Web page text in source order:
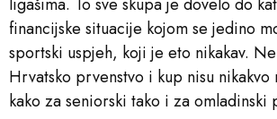
financijske situacije kojom se jedino
sportski uspjeh, koji je eto nikakav.
Hrvatsko prvenstvo i kup nisu
kako za seniorski tako i za omladinski